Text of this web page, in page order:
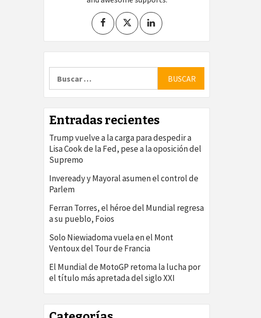
Entradas recientes
Trump vuelve a la carga para despedir a
Lisa Cook de la Fed, pese a la oposición del
Supremo
Inveready y Mayoral asumen el control de
Parlem
Ferran Torres, el héroe del Mundial regresa
a su pueblo, Foios
Solo Niewiadoma vuela en el Mont
Ventoux del Tour de Francia
El Mundial de MotoGP retoma la lucha por
el título más apretada del siglo XXI